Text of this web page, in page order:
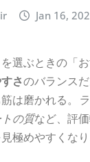
Jan 16,
選ぶときの「
さのバランス
は磨かれる。
の質など、評
極めやすくな